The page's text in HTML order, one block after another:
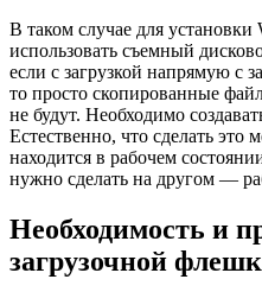
В таком случае для
использовать съемный
если с загрузкой напрямую с
то просто скопированные
не будут. Необходимо
Естественно, что сделать
находится в рабочем
нужно сделать на другом —
Необходимость и
загрузочной